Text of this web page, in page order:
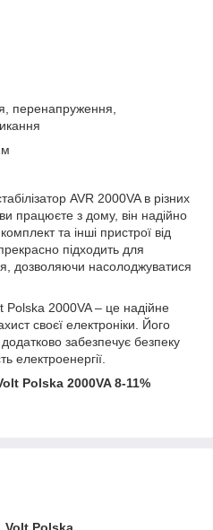
перенапруження,
AVR 2000VA в різних
працюєте з дому, він надійно
та інші пристрої від
підходить для
дозволяючи насолоджуватися
Polska 2000VA – це надійне
своєї електроніки. Його
забезпечує безпеку
електроенергії.
Polska 2000VA 8-11%
Volt Polska